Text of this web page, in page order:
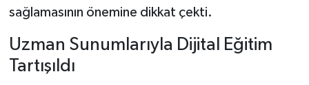
sağlamasının önemine dikkat çekti.
Uzman Sunumlarıyla Dijital Eğitim
Tartışıldı